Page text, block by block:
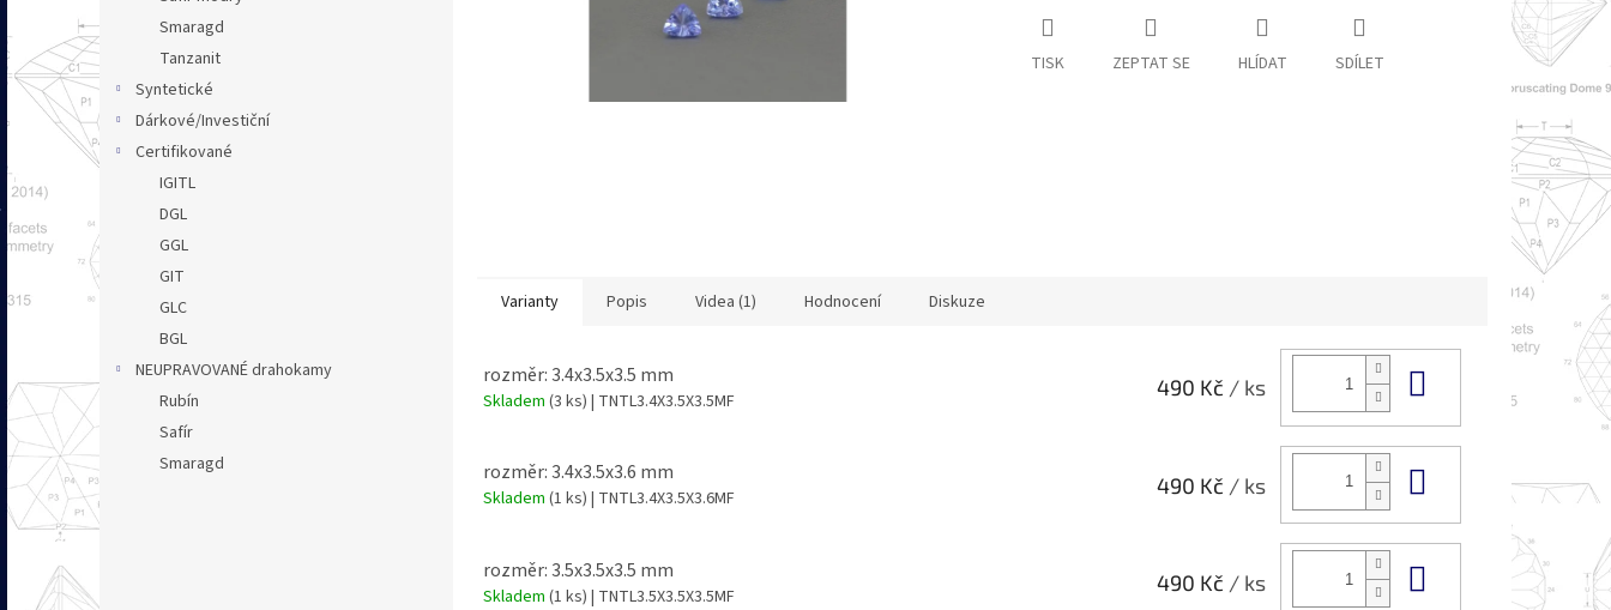
e
l
Smaragd
Tanzanit
Syntetické
Dárkové/Investiční
Certifikované
IGITL
DGL
GGL
GIT
GLC
BGL
NEUPRAVOVANÉ drahokamy
Rubín
Safír
Smaragd
TISK ZEPTAT SE HLÍDAT SDÍLET
Varianty Popis Videa (1) Hodnocení Diskuze
rozměr: 3.4x3.5x3.5 mm
Skladem (3 ks) | TNTL3.4X3.5X3.5MF
490 Kč / ks
rozměr: 3.4x3.5x3.6 mm
Skladem (1 ks) | TNTL3.4X3.5X3.6MF
490 Kč / ks Do košíku
rozměr: 3.5x3.5x3.5 mm
Skladem (1 ks) | TNTL3.5X3.5X3.5MF
490 Kč / ks Do košíku